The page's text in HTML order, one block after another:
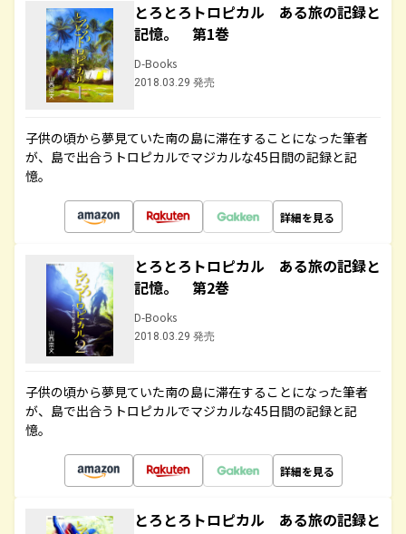
とろとろトロピカル ある旅の記録と
記憶。 第1巻
D-Books
2018.03.29 発売
子供の頃から夢見ていた南の島に滞在することになった筆者
が、島で出合うトロピカルでマジカルな45日間の記録と記
憶。
詳細を見る
とろとろトロピカル ある旅の記録と
記憶。 第2巻
D-Books
2018.03.29 発売
子供の頃から夢見ていた南の島に滞在することになった筆者
が、島で出合うトロピカルでマジカルな45日間の記録と記
憶。
詳細を見る
とろとろトロピカル ある旅の記録と